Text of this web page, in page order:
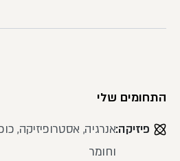
התחומים שלי
פיזיקה:אנרגיה, אסטרופיזיקה,
וחומר